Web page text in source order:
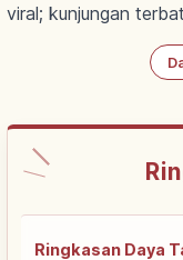
viral; kunjungan
Ringkasan Daya